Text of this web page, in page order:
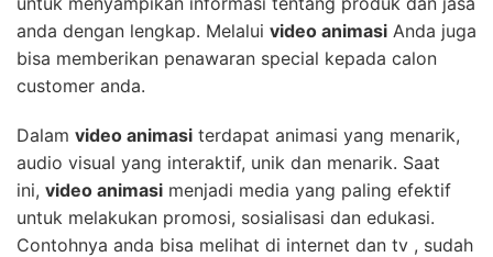
anda dengan lengkap. Melalui video animasi Anda juga
bisa memberikan penawaran special kepada calon
customer anda.
Dalam video animasi terdapat animasi yang menarik,
audio visual yang interaktif, unik dan menarik. Saat
ini, video animasi menjadi media yang paling efektif
untuk melakukan promosi, sosialisasi dan edukasi.
Contohnya anda bisa melihat di internet dan tv , sudah